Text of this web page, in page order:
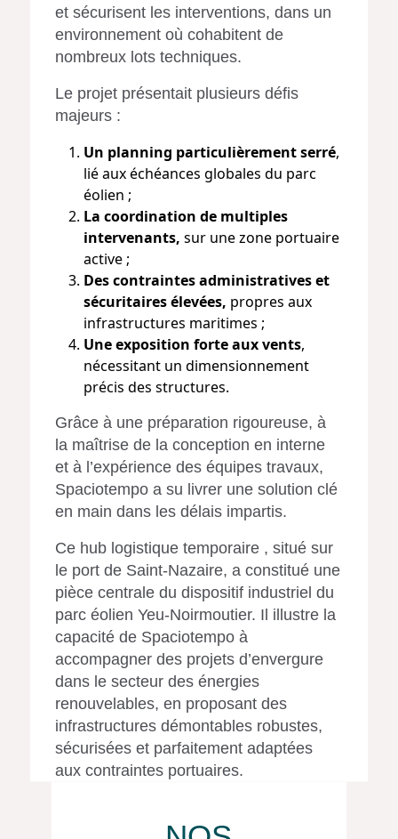
et sécurisent les interventions, dans un
environnement où cohabitent de
nombreux lots techniques.
Le projet présentait plusieurs défis
majeurs :
Un planning particulièrement serré,
lié aux échéances globales du parc
éolien ;
La coordination de multiples
intervenants, sur une zone portuaire
active ;
Des contraintes administratives et
sécuritaires élevées, propres aux
infrastructures maritimes ;
Une exposition forte aux vents,
nécessitant un dimensionnement
précis des structures.
Grâce à une préparation rigoureuse, à
la maîtrise de la conception en interne
et à l’expérience des équipes travaux,
Spaciotempo a su livrer une solution clé
en main dans les délais impartis.
Ce hub logistique temporaire , situé sur
le port de Saint-Nazaire, a constitué une
pièce centrale du dispositif industriel du
parc éolien Yeu-Noirmoutier. Il illustre la
capacité de Spaciotempo à
accompagner des projets d’envergure
dans le secteur des énergies
renouvelables, en proposant des
infrastructures démontables robustes,
sécurisées et parfaitement adaptées
aux contraintes portuaires.